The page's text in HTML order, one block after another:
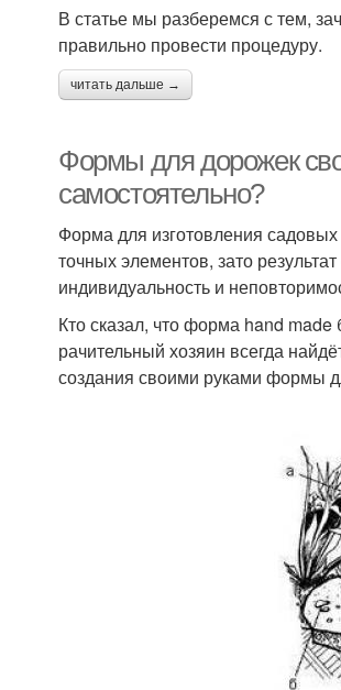
В статье мы разберемся с тем,
правильно провести процедуру.
читать дальше →
Формы для дорожек
самостоятельно?
Форма для изготовления
точных элементов, зато
индивидуальность и
Кто сказал, что форма hand made
рачительный хозяин всегда
создания своими руками формы